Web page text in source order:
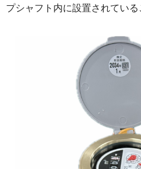
プシャフト内に設置されている